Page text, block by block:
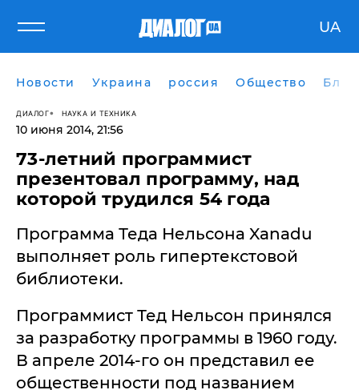
UA
Новости Украина россия Общество
ДИАЛОГ НАУКА И ТЕХНИКА
10 июня 2014, 21:56
​73-летний программист
презентовал программу, над
которой трудился 54 года
Программа Теда Нельсона Xanadu
выполняет роль гипертекстовой
библиотеки.
Программист Тед Нельсон принялся
за разработку программы в 1960 году.
В апреле 2014-го он представил ее
общественности под названием